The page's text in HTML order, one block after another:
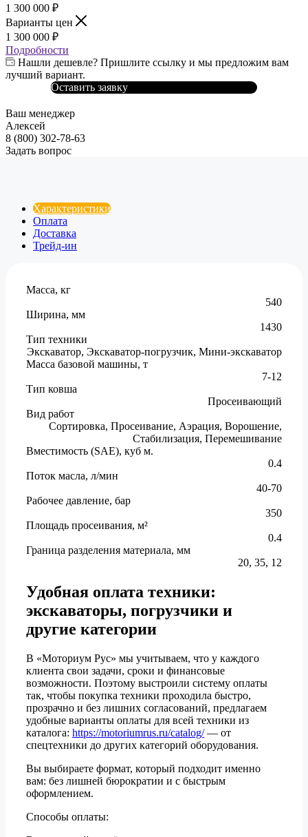
1 300 000 ₽
Варианты цен
1 300 000 ₽
Подробности
Нашли дешевле? Пришлите ссылку и мы предложим вам
лучший вариант.
Оставить заявку
Ваш менеджер
Алексей
8 (800) 302-78-63
Задать вопрос
Характеристики
Оплата
Доставка
Трейд-ин
Масса, кг
540
Ширина, мм
1430
Тип техники
Экскаватор, Экскаватор-погрузчик, Мини-экскаватор
Масса базовой машины, т
7-12
Тип ковша
Просеивающий
Вид работ
Сортировка, Просеивание, Аэрация, Ворошение,
Стабилизация, Перемешивание
Вместимость (SAE), куб м.
0.4
Поток масла, л/мин
40-70
Рабочее давление, бар
350
Площадь просеивания, м²
0.4
Граница разделения материала, мм
20, 35, 12
Удобная оплата техники:
экскаваторы, погрузчики и
другие категории
В «Моториум Рус» мы учитываем, что у каждого
клиента свои задачи, сроки и финансовые
возможности. Поэтому выстроили систему оплаты
так, чтобы покупка техники проходила быстро,
прозрачно и без лишних согласований, предлагаем
удобные варианты оплаты для всей техники из
каталога: https://motoriumrus.ru/catalog/— от
спецтехники до других категорий оборудования.
Вы выбираете формат, который подходит именно
вам: без лишней бюрократии и с быстрым
оформлением.
Способы оплаты: